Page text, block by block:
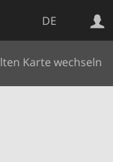
DE
Karte wechseln